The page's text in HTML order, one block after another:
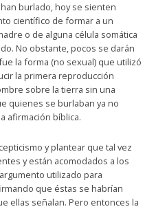
burlado, hoy se sienten
científico de formar a un
o de alguna célula somática
No obstante, pocos se darán
la forma (no sexual) que utilizó
la primera reproducción
sobre la tierra sin una
quienes se burlaban ya no
afirmación bíblica.
y plantear que tal vez
y están acomodados a los
utilizado para
que éstas se habrían
ellas señalan. Pero entonces la